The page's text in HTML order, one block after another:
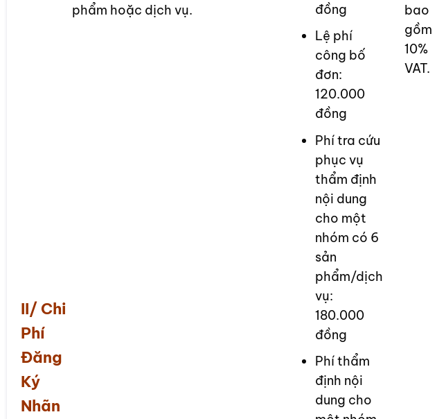
II/ Chi
Phí
Đăng
Ký
Nhãn
phẩm hoặc dịch vụ.
đồng
Lệ phí
công bố
đơn:
120.000
đồng
Phí tra cứu
phục vụ
thẩm định
nội dung
cho một
nhóm có 6
sản
phẩm/dịch
vụ:
180.000
đồng
Phí thẩm
định nội
dung cho
bao
gồm
10%
VAT.